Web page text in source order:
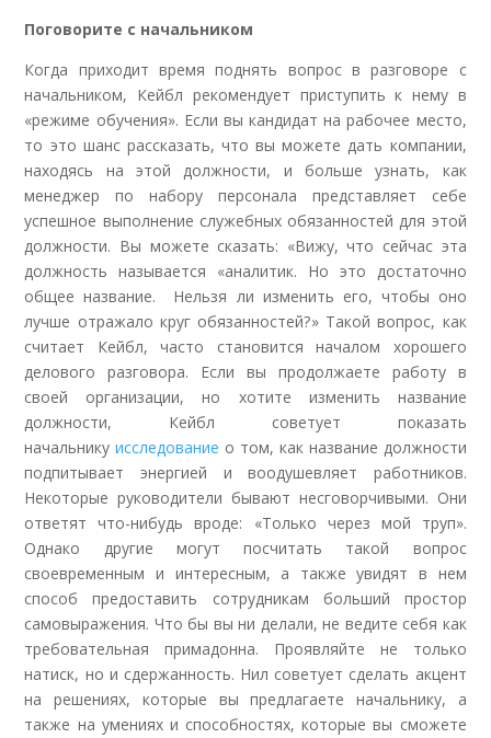
Поговорите с начальником
Когда приходит время поднять вопрос в разговоре с
начальником, Кейбл рекомендует приступить к нему в
«режиме обучения». Если вы кандидат на рабочее место,
то это шанс рассказать, что вы можете дать компании,
находясь на этой должности, и больше узнать, как
менеджер по набору персонала представляет себе
успешное выполнение служебных обязанностей для этой
должности. Вы можете сказать: «Вижу, что сейчас эта
должность называется «аналитик. Но это достаточно
общее название. Нельзя ли изменить его, чтобы оно
лучше отражало круг обязанностей?» Такой вопрос, как
считает Кейбл, часто становится началом хорошего
делового разговора. Если вы продолжаете работу в
своей организации, но хотите изменить название
должности, Кейбл советует показать
начальникуисследование о том, как название должности
подпитывает энергией и воодушевляет работников.
Некоторые руководители бывают несговорчивыми. Они
ответят что-нибудь вроде: «Только через мой труп».
Однако другие могут посчитать такой вопрос
своевременным и интересным, а также увидят в нем
способ предоставить сотрудникам больший простор
самовыражения. Что бы вы ни делали, не ведите себя как
требовательная примадонна. Проявляйте не только
натиск, но и сдержанность. Нил советует сделать акцент
на решениях, которые вы предлагаете начальнику, а
также на умениях и способностях, которые вы сможете